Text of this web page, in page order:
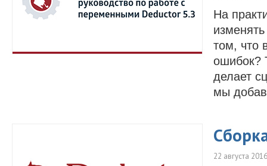
На
том, что
ошибок?
делает
мы
22 августа 2016